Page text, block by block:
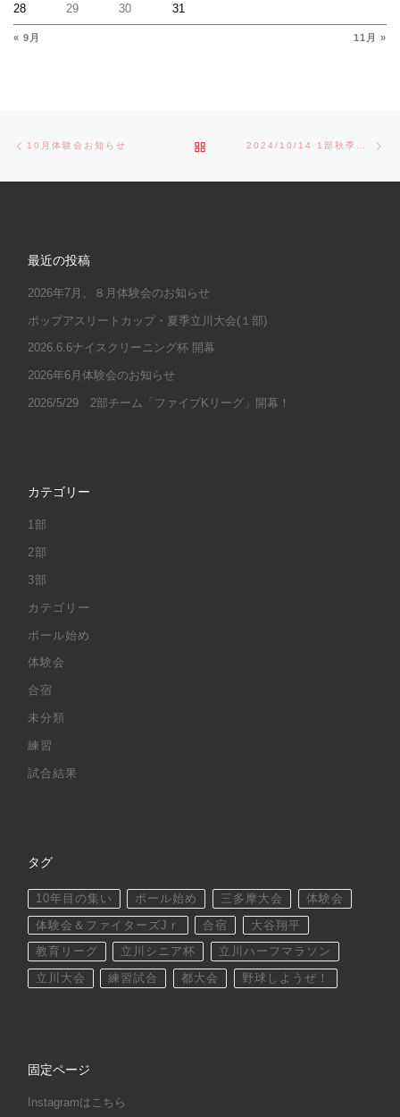
« 9月 11月 »
28 29 30 31
Post navigation
10月体験会お知らせ BACK TO POST LIST 2024/10/14 1部秋季立川大会
最近の投稿
2026年7月、８月体験会のお知らせ
ポップアスリートカップ・夏季立川大会(１部)
2026.6.6ナイスクリーニング杯 開幕
2026年6月体験会のお知らせ
2026/5/29 2部チーム「ファイブKリーグ」開幕！
カテゴリー
1部
2部
3部
カテゴリー
ボール始め
体験会
合宿
未分類
練習
試合結果
タグ
10年目の集い ボール始め 三多摩大会 体験会
体験会＆ファイターズJｒ 合宿 大谷翔平
教育リーグ 立川シニア杯 立川ハーフマラソン
立川大会 練習試合 都大会 野球しようぜ！
固定ページ
Instagramはこちら